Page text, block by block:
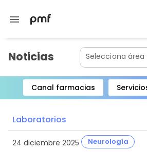
menu
Noticias Selecciona
Canal farmacias
Item
of
8
Laboratorios
24 diciembre 2025 Neurología